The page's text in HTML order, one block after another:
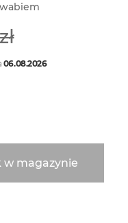
06.08.2026
w magazynie